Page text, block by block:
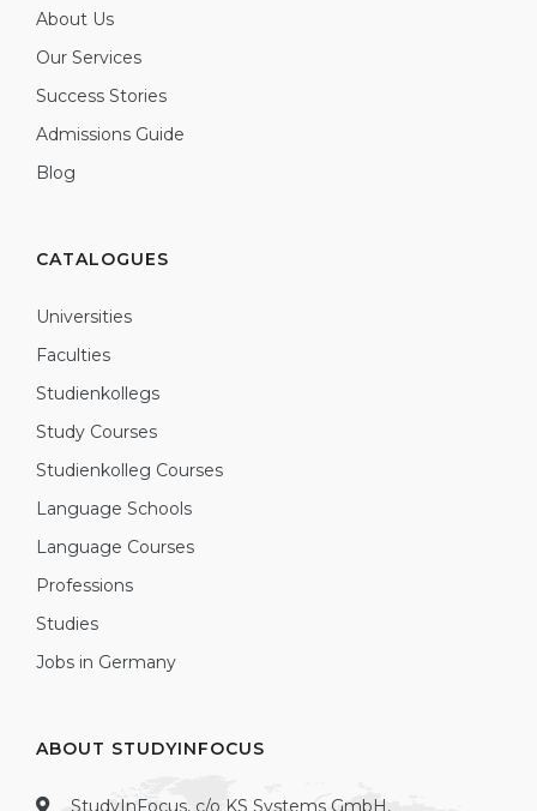
About Us
Our Services
Success Stories
Admissions Guide
Blog
CATALOGUES
Universities
Faculties
Studienkollegs
Study Courses
Studienkolleg Courses
Language Schools
Language Courses
Professions
Studies
Jobs in Germany
ABOUT STUDYINFOCUS
StudyInFocus, c/o KS Systems GmbH,